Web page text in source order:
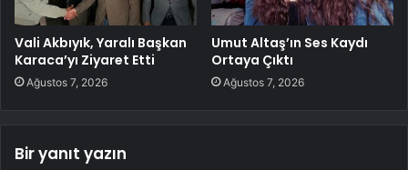
Vali Akbıyık, Yaralı Başkan
Karaca’yı Ziyaret Etti
Ağustos 7, 2026
Umut Altaş’ın Ses Kaydı
Ortaya Çıktı
Ağustos 7, 2026
Bir yanıt yazın